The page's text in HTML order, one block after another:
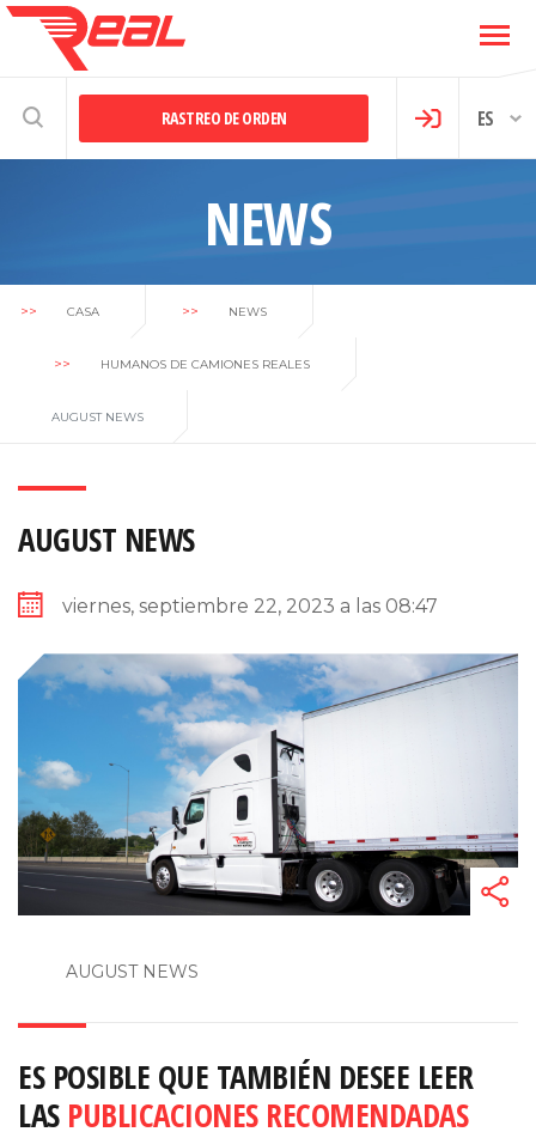
ES
RASTREO DE ORDEN
NEWS
>> CASA >> NEWS
>> HUMANOS DE CAMIONES REALES
AUGUST NEWS
AUGUST NEWS
viernes, septiembre 22, 2023 a las 08:47
AUGUST NEWS
ES POSIBLE QUE TAMBIÉN DESEE LEER
LAS PUBLICACIONES RECOMENDADAS